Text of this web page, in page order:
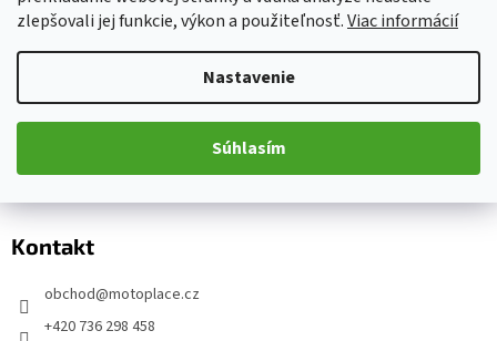
zlepšovali jej funkcie, výkon a použiteľnosť.Viac informácií
Nastavenie
Súhlasím
á
äKontakt
obchod@motoplace.cz
+420 736 298 458